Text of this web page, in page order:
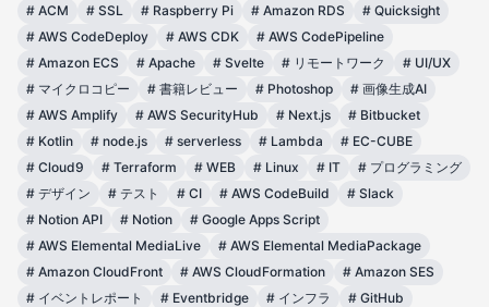
# ACM # SSL # Raspberry Pi # Amazon RDS # Quicksight
# AWS CodeDeploy # AWS CDK # AWS CodePipeline
# Amazon ECS # Apache # Svelte # リモートワーク # UI/UX
# マイクロコピー # 書籍レビュー # Photoshop # 画像生成AI
# AWS Amplify # AWS SecurityHub # Next.js # Bitbucket
# Kotlin # node.js # serverless # Lambda # EC-CUBE
# Cloud9 # Terraform # WEB # Linux # IT # プログラミング
# デザイン # テスト # CI # AWS CodeBuild # Slack
# Notion API # Notion # Google Apps Script
# AWS Elemental MediaLive # AWS Elemental MediaPackage
# Amazon CloudFront # AWS CloudFormation # Amazon SES
# イベントレポート # Eventbridge # インフラ # GitHub